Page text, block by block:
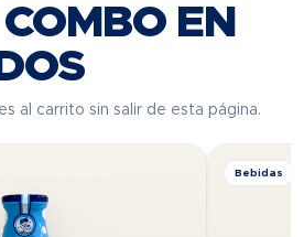
EN
al carrito sin salir de esta página.
Bebidas